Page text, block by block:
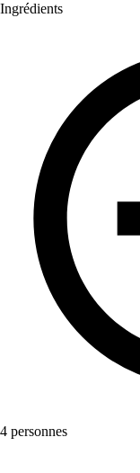
Ingrédients
4 personnes